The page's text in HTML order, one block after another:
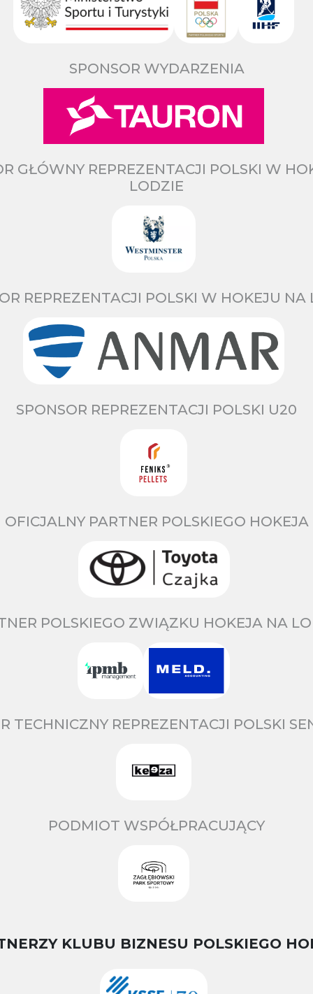
SPONSOR WYDARZENIA
GŁÓWNY REPREZENTACJI POLSKI W
LODZIE
REPREZENTACJI POLSKI W HOKEJU NA
SPONSOR REPREZENTACJI POLSKI U20
OFICJALNY PARTNER POLSKIEGO HOKEJA
POLSKIEGO ZWIĄZKU HOKEJA NA
TECHNICZNY REPREZENTACJI POLSKI
PODMIOT WSPÓŁPRACUJĄCY
KLUBU BIZNESU POLSKIEGO